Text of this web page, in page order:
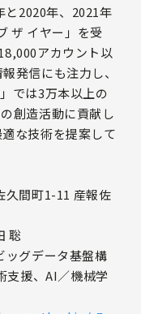
と2020年、2021年
ザ イヤー」を受
アカウント以
発信にも注力し、
では3万本以上の
創造活動に貢献し
な技術を提案して
久間町1-11 産報佐
聡
グデータ基盤構
支援、AI／機械学